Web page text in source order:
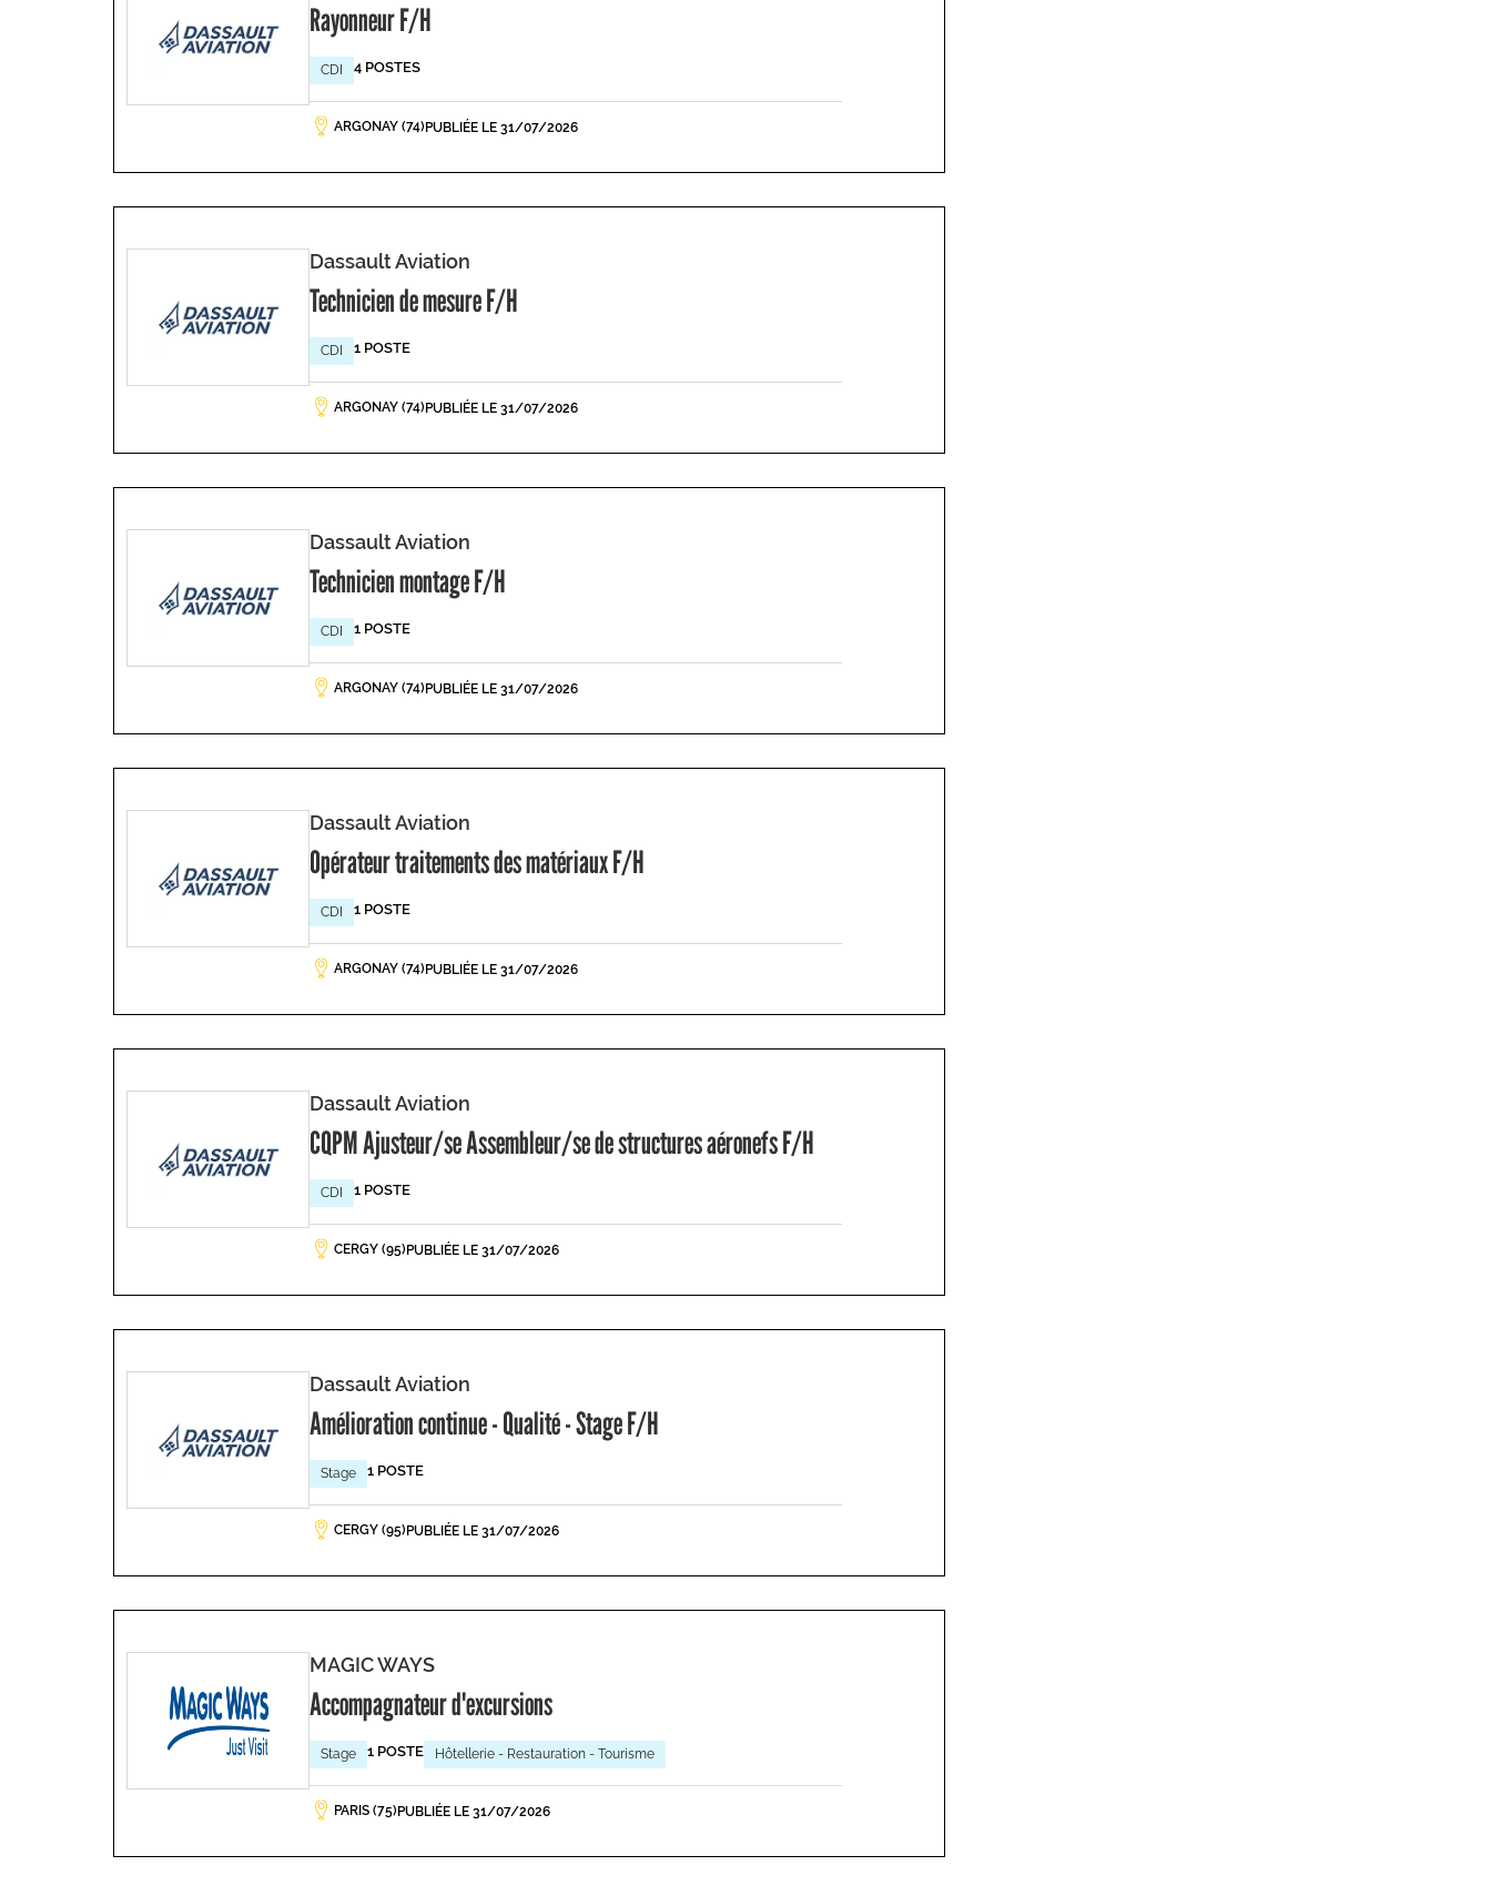
Rayonneur F/H
CDI 4 POSTES
ARGONAY (74) PUBLIÉE LE 31/07/2026
Dassault Aviation
Technicien de mesure F/H
CDI 1 POSTE
ARGONAY (74) PUBLIÉE LE 31/07/2026
Dassault Aviation
Technicien montage F/H
CDI 1 POSTE
ARGONAY (74) PUBLIÉE LE 31/07/2026
Dassault Aviation
Opérateur traitements des matériaux F/H
CDI 1 POSTE
ARGONAY (74) PUBLIÉE LE 31/07/2026
Dassault Aviation
CQPM Ajusteur/se Assembleur/se de structures aéronefs F/H
CDI 1 POSTE
CERGY (95) PUBLIÉE LE 31/07/2026
Dassault Aviation
Amélioration continue - Qualité - Stage F/H
Stage 1 POSTE
CERGY (95) PUBLIÉE LE 31/07/2026
MAGIC WAYS
Accompagnateur d'excursions
Stage 1 POSTE Hôtellerie - Restauration - Tourisme
PARIS (75) PUBLIÉE LE 31/07/2026